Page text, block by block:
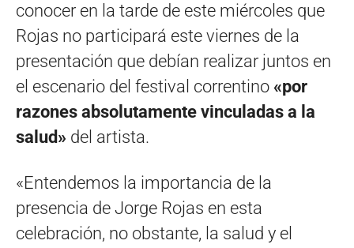
conocer en la tarde de este miércoles que
Rojas no participará este viernes de la
presentación que debían realizar juntos en
el escenario del festival correntino «por
razones absolutamente vinculadas a la
salud» del artista.
«Entendemos la importancia de la
presencia de Jorge Rojas en esta
celebración, no obstante, la salud y el